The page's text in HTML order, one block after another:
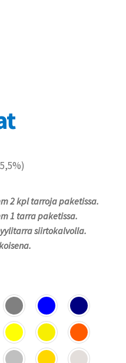
2 kpl tarroja paketissa.
1 tarra paketissa.
siirtokalvolla.